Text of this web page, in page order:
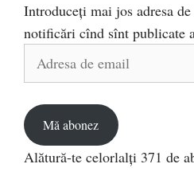
Introduceți mai jos adresa
notificări cînd sînt publicate
Adresa
Mă abonez
Alătură-te celorlalți 371 de